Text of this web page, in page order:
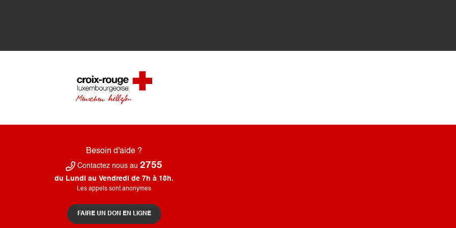
Besoin d'aide ?
Contactez nous au 2755
du Lundi au Vendredi de 7h à 18h.
Les appels sont anonymes
FAIRE UN DON EN LIGNE